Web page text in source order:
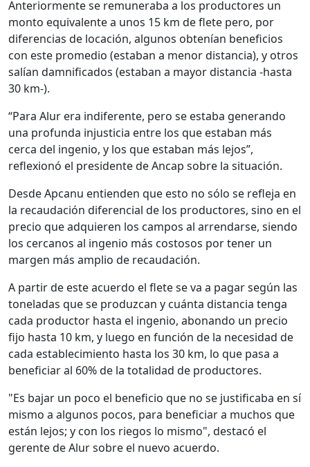
Anteriormente se remuneraba a los productores un
monto equivalente a unos 15 km de flete pero, por
diferencias de locación, algunos obtenían beneficios
con este promedio (estaban a menor distancia), y otros
salían damnificados (estaban a mayor distancia -hasta
30 km-).
“Para Alur era indiferente, pero se estaba generando
una profunda injusticia entre los que estaban más
cerca del ingenio, y los que estaban más lejos”,
reflexionó el presidente de Ancap sobre la situación.
Desde Apcanu entienden que esto no sólo se refleja en
la recaudación diferencial de los productores, sino en el
precio que adquieren los campos al arrendarse, siendo
los cercanos al ingenio más costosos por tener un
margen más amplio de recaudación.
A partir de este acuerdo el flete se va a pagar según las
toneladas que se produzcan y cuánta distancia tenga
cada productor hasta el ingenio, abonando un precio
fijo hasta 10 km, y luego en función de la necesidad de
cada establecimiento hasta los 30 km, lo que pasa a
beneficiar al 60% de la totalidad de productores.
"Es bajar un poco el beneficio que no se justificaba en sí
mismo a algunos pocos, para beneficiar a muchos que
están lejos; y con los riegos lo mismo", destacó el
gerente de Alur sobre el nuevo acuerdo.